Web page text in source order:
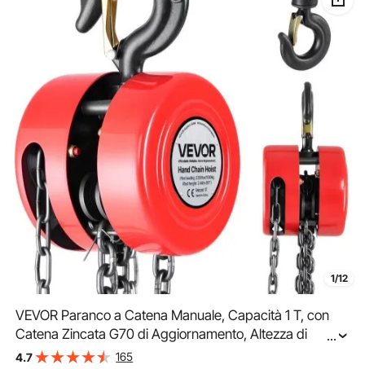
1/12
VEVOR Paranco a Catena Manuale, Capacità 1 T, con
Catena Zincata G70 di Aggiornamento, Altezza di
Sollevamento 2,44 m, Paranco a Puleggia per
...
4.7 165